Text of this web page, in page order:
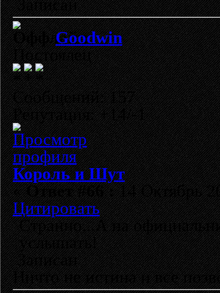
Записан
Goodwin
Постоялец
Сообщений: 157
Репутация: +14/-1
Король и Шут
«Ответ #66 :14 Октябрь
Цитировать
Странно...А на
услышать!
Записан
Ничто не истина и все